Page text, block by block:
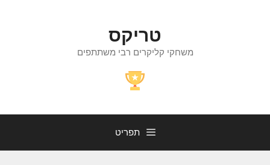
טריקס
משחקי קליקרים רבי משתתפים
תפריט